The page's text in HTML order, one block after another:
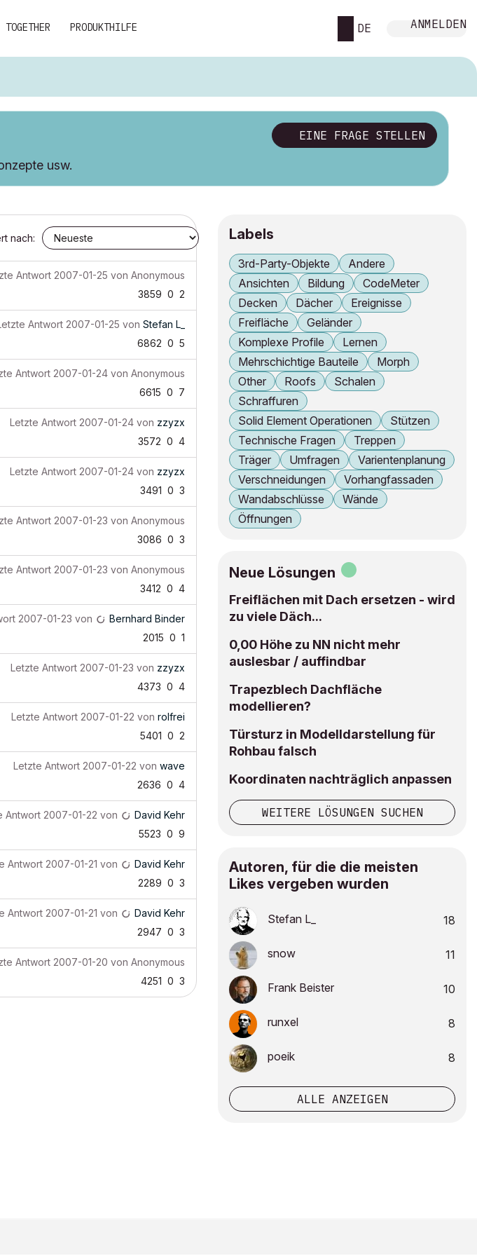
PRODUKTHILFE DE ANMELDEN
EINE FRAGE STELLEN
usw.
nach:
Antwort 2007-01-25 von Anonymous
3859 0 2
Antwort 2007-01-25 von Stefan L_
6862 0 5
Antwort 2007-01-24 von Anonymous
6615 0 7
Letzte Antwort 2007-01-24 von zzyzx
3572 0 4
Letzte Antwort 2007-01-24 von zzyzx
3491 0 3
Antwort 2007-01-23 von Anonymous
3086 0 3
Antwort 2007-01-23 von Anonymous
3412 0 4
2007-01-23 von Bernhard Binder
2015 0 1
Letzte Antwort 2007-01-23 von zzyzx
4373 0 4
Letzte Antwort 2007-01-22 von rolfrei
5401 0 2
Letzte Antwort 2007-01-22 von wave
2636 0 4
Antwort 2007-01-22 von David Kehr
5523 0 9
Antwort 2007-01-21 von David Kehr
2289 0 3
Antwort 2007-01-21 von David Kehr
2947 0 3
Antwort 2007-01-20 von Anonymous
4251 0 3
Labels
3rd-Party-Objekte
Andere
Ansichten
Bildung
CodeMeter
Decken
Dächer
Ereignisse
Freifläche
Geländer
Komplexe Profile
Lernen
Mehrschichtige Bauteile
Morph
Other
Roofs
Schalen
Schraffuren
Solid Element Operationen
Stützen
Technische Fragen
Treppen
Träger
Umfragen
Varientenplanung
Verschneidungen
Vorhangfassaden
Wandabschlüsse
Wände
Öffnungen
Neue Lösungen
Freiflächen mit Dach ersetzen - wird
zu viele Däch...
0,00 Höhe zu NN nicht mehr
auslesbar / auffindbar
Trapezblech Dachfläche
modellieren?
Türsturz in Modelldarstellung für
Rohbau falsch
Koordinaten nachträglich anpassen
WEITERE LÖSUNGEN SUCHEN
Autoren, für die die meisten
Likes vergeben wurden
Stefan L_ 18
snow 11
Frank Beister 10
runxel 8
poeik 8
ALLE ANZEIGEN